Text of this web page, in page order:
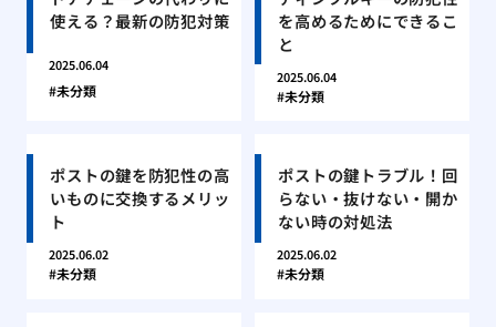
使える？最新の防犯対策
2025.06.04
未分類
を高めるためにできるこ
と
2025.06.04
未分類
ポストの鍵を防犯性の高
いものに交換するメリッ
ト
2025.06.02
未分類
ポストの鍵トラブル！回
らない・抜けない・開か
ない時の対処法
2025.06.02
未分類